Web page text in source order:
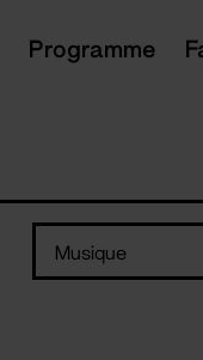
Programme
Musique